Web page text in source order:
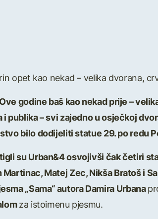
opet kao nekad – velika dvorana,
godine baš kao nekad prije –
publika – svi zajedno u osječkoj
bilo dodijeliti statue 29. po redu
su Urban&4 osvojivši čak četiri
Martinac, Matej Zec, Nikša Bratoš i
„Sama“ autora Damira Urbana
za istoimenu pjesmu.